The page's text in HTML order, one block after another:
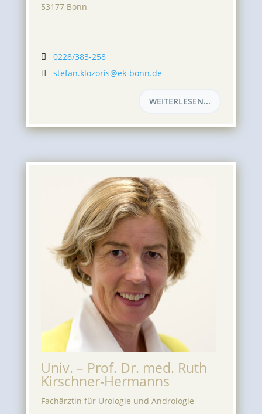
53177 Bonn
 0228/383-258
 stefan.klozoris@ek-bonn.de
WEITERLESEN...
Univ. – Prof. Dr. med. Ruth
Kirschner-Hermanns
Fachärztin für Urologie und Andrologie